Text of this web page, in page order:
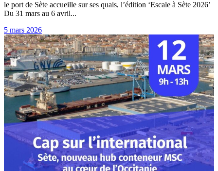
le port de Sète accueille sur ses quais, l’édition ‘Escale à Sète 2026’
Du 31 mars au 6 avril...
5 mars 2026